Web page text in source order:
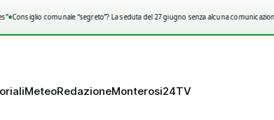
•Consiglio comunale “segreto”? La seduta del 27 giugno senza alcuna
MeteoRedazioneMonterosi24TV